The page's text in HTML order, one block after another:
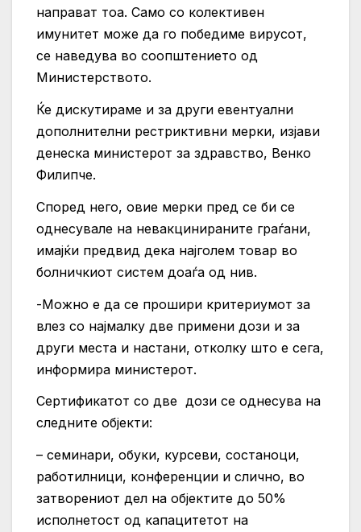
направат тоа. Само со колективен
имунитет може да го победиме вирусот,
се наведува во соопштението од
Министерството.
Ќе дискутираме и за други евентуални
дополнителни рестриктивни мерки, изјави
денеска министерот за здравство, Венко
Филипче.
Според него, овие мерки пред се би се
однесувале на невакцинираните граѓани,
имајќи предвид дека најголем товар во
болничкиот систем доаѓа од нив.
-Можно е да се прошири критериумот за
влез со најмалку две примени дози и за
други места и настани, отколку што е сега,
информира министерот.
Сертификатот со две дози се однесува на
следните објекти:
– семинари, обуки, курсеви, состаноци,
работилници, конференции и слично, во
затворениот дел на објектите до 50%
исполнетост од капацитетот на